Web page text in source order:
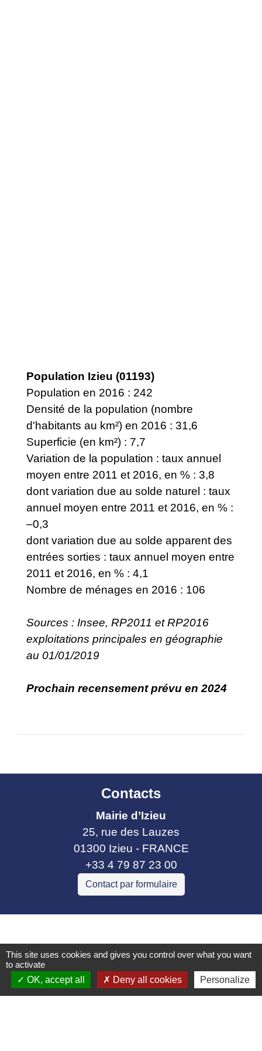
Population Izieu (01193)
Population en 2016 : 242
Densité de la population (nombre
d'habitants au km²) en 2016 : 31,6
Superficie (en km²) : 7,7
Variation de la population : taux annuel
moyen entre 2011 et 2016, en % : 3,8
dont variation due au solde naturel : taux
annuel moyen entre 2011 et 2016, en % :
–0,3
dont variation due au solde apparent des
entrées sorties : taux annuel moyen entre
2011 et 2016, en % : 4,1
Nombre de ménages en 2016 : 106
Sources : Insee, RP2011 et RP2016
exploitations principales en géographie
au 01/01/2019
Prochain recensement prévu en 2024
Contacts
Mairie d’Izieu
25, rue des Lauzes
01300 Izieu - FRANCE
+33 4 79 87 23 00
Contact par formulaire
Communauté de communes Bugey Sud
Commune Brégnier Cordon
Commune Murs et Gelignieux
This site uses cookies and gives you control over what you want
to activate
OK, accept all
Deny all cookies Personalize